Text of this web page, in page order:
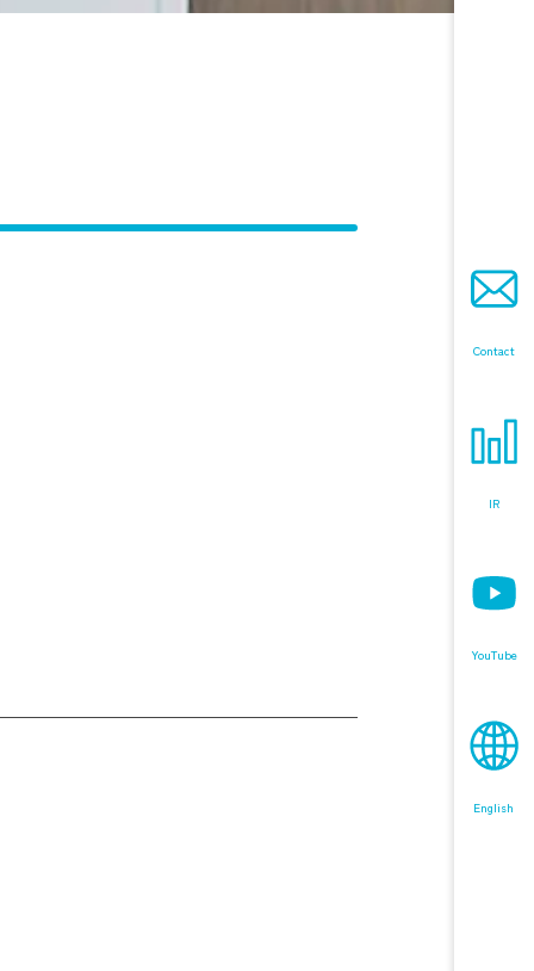
Contact
IR
YouTube
English